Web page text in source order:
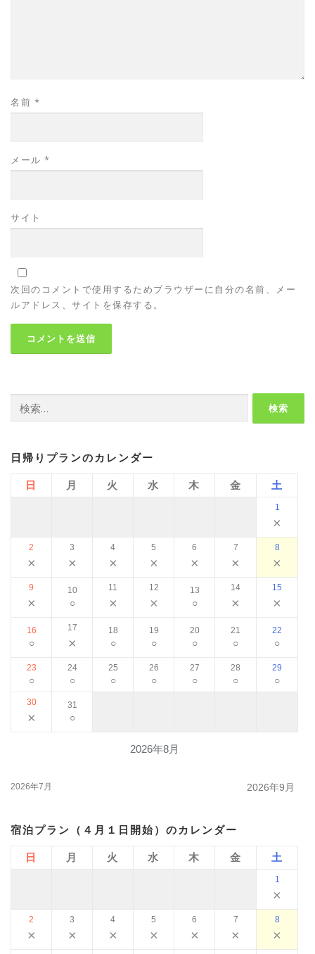
名前 *
メール *
サイト
次回のコメントで使用するためブラウザーに自分の名前、メー
ルアドレス、サイトを保存する。
索:
日帰りプランのカレンダー
2026年8月
日 月 火 水 木 金 土
1
×
2
×
3
×
4
×
5
×
6
×
7
×
8
×
9
×
10
○
11
×
12
×
13
○
14
×
15
×
16
○
17
×
18
○
19
○
20
○
21
○
22
○
23
○
24
○
25
○
26
○
27
○
28
○
29
○
30
×
31
○
2026年7月 2026年9月
宿泊プラン（４月１日開始）のカレンダー
日 月 火 水 木 金 土
1
×
2
×
3
×
4
×
5
×
6
×
7
×
8
×